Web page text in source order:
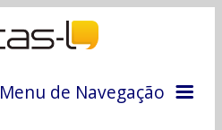
Menu de Navegação